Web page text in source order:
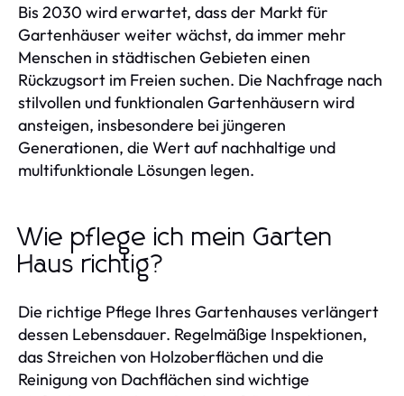
Bis 2030 wird erwartet, dass der Markt für
Gartenhäuser weiter wächst, da immer mehr
Menschen in städtischen Gebieten einen
Rückzugsort im Freien suchen. Die Nachfrage nach
stilvollen und funktionalen Gartenhäusern wird
ansteigen, insbesondere bei jüngeren
Generationen, die Wert auf nachhaltige und
multifunktionale Lösungen legen.
Wie pflege ich mein Garten
Haus richtig?
Die richtige Pflege Ihres Gartenhauses verlängert
dessen Lebensdauer. Regelmäßige Inspektionen,
das Streichen von Holzoberflächen und die
Reinigung von Dachflächen sind wichtige